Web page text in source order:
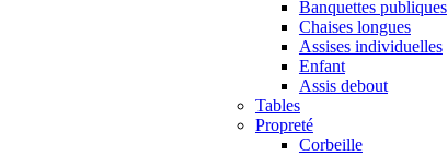
Banquettes publiques
Chaises longues
Assises individuelles
Enfant
Assis debout
Tables
Propreté
Corbeille